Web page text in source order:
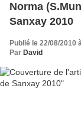
Norma
Sanxay 2010
Publié le 22/08/2010
Par David